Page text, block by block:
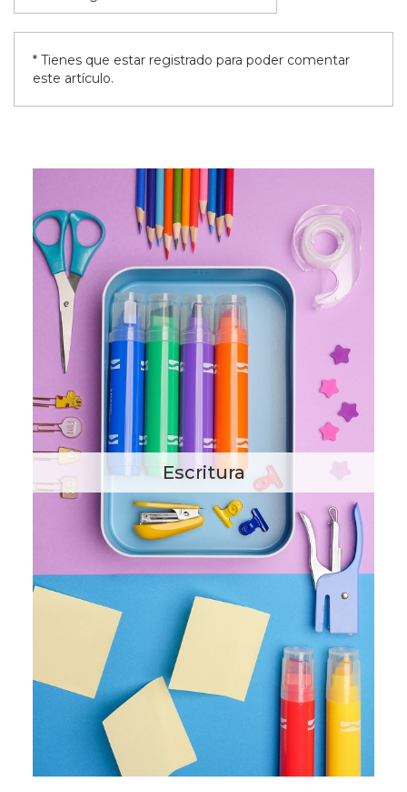
* Tienes que estar registrado para poder comentar
este artículo.
Escritura